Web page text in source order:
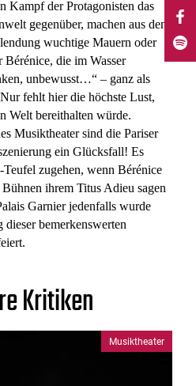
Kampf der Protagonisten das
gegenüber, machen aus den
wuchtige Mauern oder
die im Wasser
unbewusst…“ – ganz als
fehlt hier die höchste Lust,
Welt bereithalten würde.
Musiktheater sind die Pariser
ein Glücksfall! Es
zugehen, wenn Bérénice
ihrem Titus Adieu sagen
Garnier jedenfalls wurde
bemerkenswerten
Kritiken
Musiktheater